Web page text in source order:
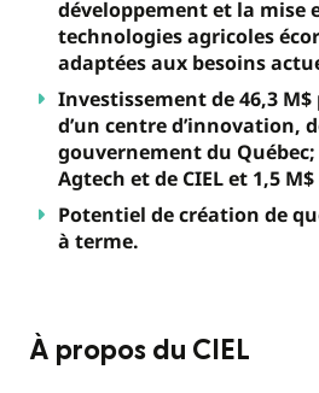
développement et la mise
technologies agricoles
adaptées aux besoins
Investissement de 46,3
d’un centre d’innovation,
gouvernement du Québec;
Agtech et de CIEL et 1,5
Potentiel de création de
à terme.
À propos du CIEL